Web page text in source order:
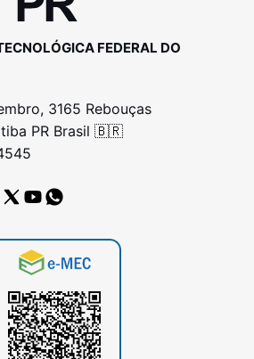
FEDERAL DO
3165 Rebouças
PR Brasil 🇧🇷